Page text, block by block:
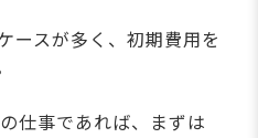
ースが多く、初期費用を
仕事であれば、まずは